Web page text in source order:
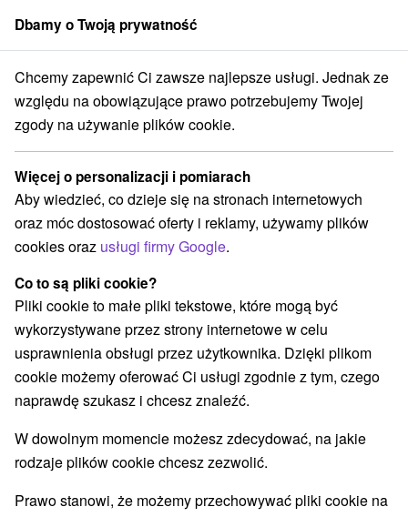
członek grupySorger
Atrakcje na Słowacji Túry a turistické chodníky Hont
Túry a turistické chodníky Hont
Kategorie
Wszystkie kategorie
Wieże obserwacyjne i chodniki(4)
Túry a turistické chodníky (8)
Amfiteatry i kina w przyrodzie
Parki miejskie i zamkowe(3)
Obiekty architektoniczne(2) Miejsca sakralne(2)
Zamki(1) Teatry(1) Skanseny(2) Jazda konna(1)
Sporty (1) Zamki, pałace, ruiny(7)
Jeziora, jeziora, zbiorniki wodne(4)
Ośrodki i miasteczka dziecięce
Aquaparki, baseny(4) Wodospady(1)
Zabytki techniki(2) Atrakcje dla dzieci
Ogrody zoologiczne i fermy zwierząt(1)
Dbamy o Twoją prywatność
Chcemy zapewnić Ci zawsze najlepsze usługi. Jednak ze
względu na obowiązujące prawo potrzebujemy Twojej
zgody na używanie plików cookie.
Więcej o personalizacji i pomiarach
Aby wiedzieć, co dzieje się na stronach internetowych
oraz móc dostosować oferty i reklamy, używamy plików
cookies oraz usługi firmy Google.
Co to są pliki cookie?
Pliki cookie to małe pliki tekstowe, które mogą być
wykorzystywane przez strony internetowe w celu
usprawnienia obsługi przez użytkownika. Dzięki plikom
cookie możemy oferować Ci usługi zgodnie z tym, czego
naprawdę szukasz i chcesz znaleźć.
W dowolnym momencie możesz zdecydować, na jakie
rodzaje plików cookie chcesz zezwolić.
Prawo stanowi, że możemy przechowywać pliki cookie na